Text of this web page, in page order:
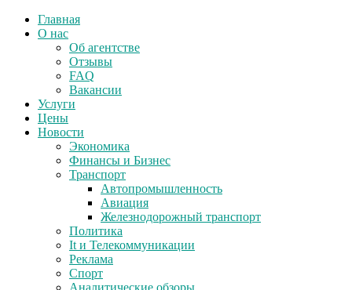
Главная
О нас
Об агентстве
Отзывы
FAQ
Вакансии
Услуги
Цены
Новости
Экономика
Финансы и Бизнес
Транспорт
Автопромышленность
Авиация
Железнодорожный транспорт
Политика
It и Телекоммуникации
Реклама
Спорт
Аналитические обзоры